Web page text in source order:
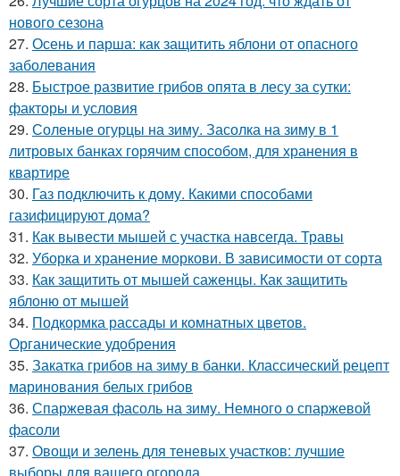
нового сезона
27. Осень и парша: как защитить яблони от опасного
заболевания
28. Быстрое развитие грибов опята в лесу за сутки:
факторы и условия
29. Соленые огурцы на зиму. Засолка на зиму в 1
литровых банках горячим способом, для хранения в
квартире
30. Газ подключить к дому. Какими способами
газифицируют дома?
31. Как вывести мышей с участка навсегда. Травы
32. Уборка и хранение моркови. В зависимости от сорта
33. Как защитить от мышей саженцы. Как защитить
яблоню от мышей
34. Подкормка рассады и комнатных цветов.
Органические удобрения
35. Закатка грибов на зиму в банки. Классический рецепт
маринования белых грибов
36. Спаржевая фасоль на зиму. Немного о спаржевой
фасоли
37. Овощи и зелень для теневых участков: лучшие
выборы для вашего огорода